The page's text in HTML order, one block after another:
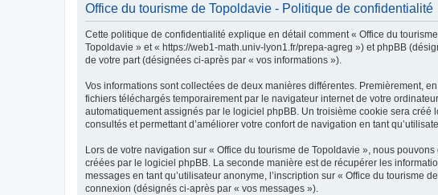
Office du tourisme de Topoldavie - Politique de confidentialité
Cette politique de confidentialité explique en détail comment « Office du
Topoldavie » et « https://web1-math.univ-lyon1.fr/prepa-agreg ») et phpBB
de votre part (désignées ci-après par « vos informations »).
Vos informations sont collectées de deux manières différentes. Premièrement,
fichiers téléchargés temporairement par le navigateur internet de votre
automatiquement assignés par le logiciel phpBB. Un troisième cookie sera
consultés et permettant d’améliorer votre confort de navigation en tant
Lors de votre navigation sur « Office du tourisme de Topoldavie », nous
créées par le logiciel phpBB. La seconde manière est de récupérer les
messages en tant qu’utilisateur anonyme, l’inscription sur « Office du tourisme
connexion (désignés ci-après par « vos messages »).